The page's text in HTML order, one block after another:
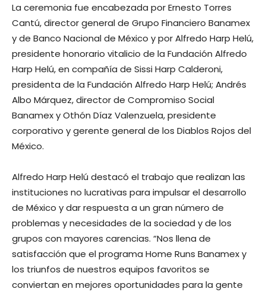
La ceremonia fue encabezada por Ernesto Torres
Cantú, director general de Grupo Financiero Banamex
y de Banco Nacional de México y por Alfredo Harp Helú,
presidente honorario vitalicio de la Fundación Alfredo
Harp Helú, en compañía de Sissi Harp Calderoni,
presidenta de la Fundación Alfredo Harp Helú; Andrés
Albo Márquez, director de Compromiso Social
Banamex y Othón Díaz Valenzuela, presidente
corporativo y gerente general de los Diablos Rojos del
México.
Alfredo Harp Helú destacó el trabajo que realizan las
instituciones no lucrativas para impulsar el desarrollo
de México y dar respuesta a un gran número de
problemas y necesidades de la sociedad y de los
grupos con mayores carencias. “Nos llena de
satisfacción que el programa Home Runs Banamex y
los triunfos de nuestros equipos favoritos se
conviertan en mejores oportunidades para la gente